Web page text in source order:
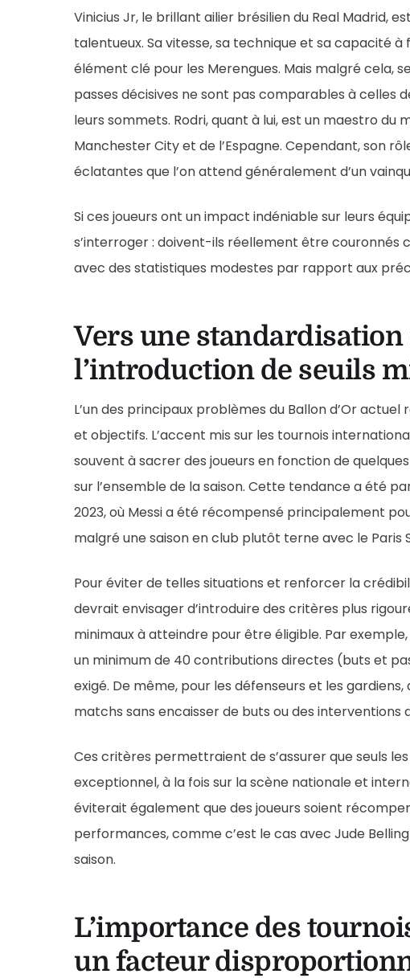
Vinicius Jr, le brillant ailier brésilien du Real Madrid,
talentueux. Sa vitesse, sa technique et sa capacité
élément clé pour les Merengues. Mais malgré cela,
passes décisives ne sont pas comparables à celles
leurs sommets. Rodri, quant à lui, est un maestro du
Manchester City et de l’Espagne. Cependant, son
éclatantes que l’on attend généralement d’un
Si ces joueurs ont un impact indéniable sur leurs
s’interroger : doivent-ils réellement être couronnés
avec des statistiques modestes par rapport aux
Vers une standardisation
l’introduction de seuils
L’un des principaux problèmes du Ballon d’Or
et objectifs. L’accent mis sur les tournois
souvent à sacrer des joueurs en fonction de
sur l’ensemble de la saison. Cette tendance a été
2023, où Messi a été récompensé principalement
malgré une saison en club plutôt terne avec le Paris
Pour éviter de telles situations et renforcer la
devrait envisager d’introduire des critères plus
minimaux à atteindre pour être éligible. Par
un minimum de 40 contributions directes (buts et
exigé. De même, pour les défenseurs et les
matchs sans encaisser de buts ou des
Ces critères permettraient de s’assurer que seuls
exceptionnel, à la fois sur la scène nationale et
éviterait également que des joueurs soient
performances, comme c’est le cas avec Jude
saison.
L’importance des
un facteur